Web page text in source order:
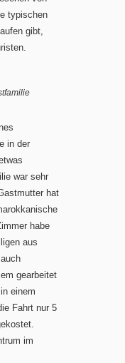
typischen
gibt,
in der
war sehr
hat
habe
aus
gearbeitet
einem
Fahrt nur 5
im